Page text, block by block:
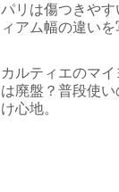
パリは傷つきや
ィアム幅の違いを
カルティエのマ
は廃盤？普段使
け心地。